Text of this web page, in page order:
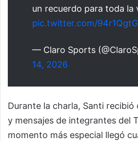
un recuerdo para toda la
pic.twitter.com/
— Claro Sports
14, 2026
Durante la charla, Santi recibió
y mensajes de integrantes del
momento más especial llegó